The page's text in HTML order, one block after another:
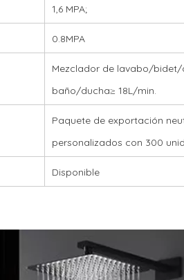
1,6 MPA;
0.8MPA
Mezclador de lavabo/
baño/ducha≥ 18L/min.
Paquete de exportación
personalizados con 300
Disponible